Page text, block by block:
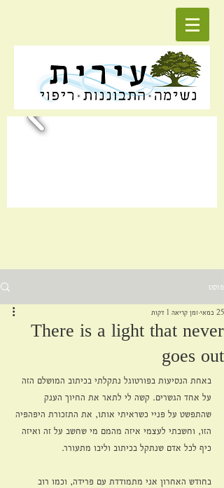
פוסט
There is a light that never
goes out
25 במאי זמן קריאה 1 דקות
באחת הנסיעות בפורטוגל נתקלתי בכיתוב המושלם הזה
על אחד הגשרים. קשה לי לתאר את החיוך הענק
שהתפשט על פניי כשראיתי אותו, את התזכורת היפהפיה
הזו, וחשבתי לעצמי איזה מהמם מי שחשב על זה ואיזה
כיף לכל אדם שנתקל בכיתוב וליבו מתעורר.
בחודש האחרון אני מתמודדת עם פרידה, וכמו רוב